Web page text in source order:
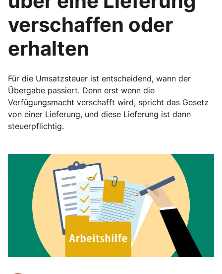
verschaffen oder
erhalten
Für die Umsatzsteuer ist entscheidend, wann der
Übergabe passiert. Denn erst wenn die
Verfügungsmacht verschafft wird, spricht das Gesetz
von einer Lieferung, und diese Lieferung ist dann
steuerpflichtig.